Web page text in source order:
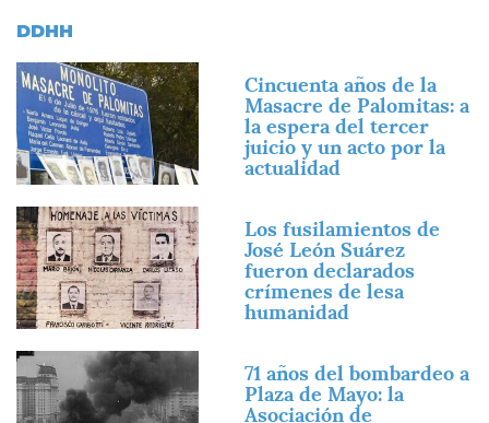
DDHH
Imagen
Cincuenta años de la
Masacre de Palomitas: a
la espera del tercer
juicio y un acto por la
actualidad
Imagen
Los fusilamientos de
José León Suárez
fueron declarados
crímenes de lesa
humanidad
Imagen
71 años del bombardeo a
Plaza de Mayo: la
Asociación de